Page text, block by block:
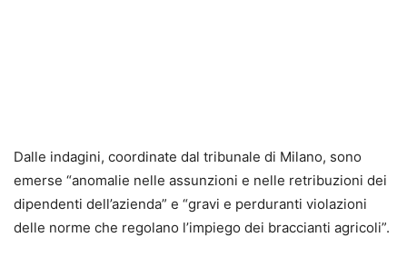
Dalle indagini, coordinate dal tribunale di Milano, sono
emerse “anomalie nelle assunzioni e nelle retribuzioni dei
dipendenti dell’azienda” e “gravi e perduranti violazioni
delle norme che regolano l’impiego dei braccianti agricoli”.